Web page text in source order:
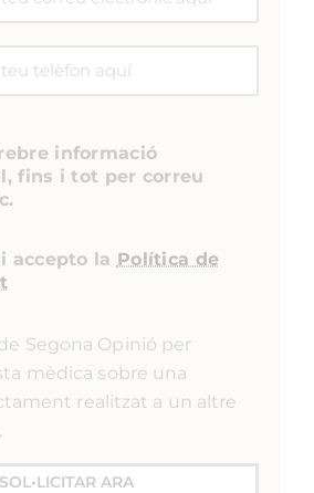
informació
fins i tot per correu
accepto la Política de
Segona Opinió per
mèdica sobre una
realitzat a un altre
SOL•LICITAR ARA